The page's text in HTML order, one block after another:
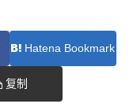
Hatena Bookmark
复制